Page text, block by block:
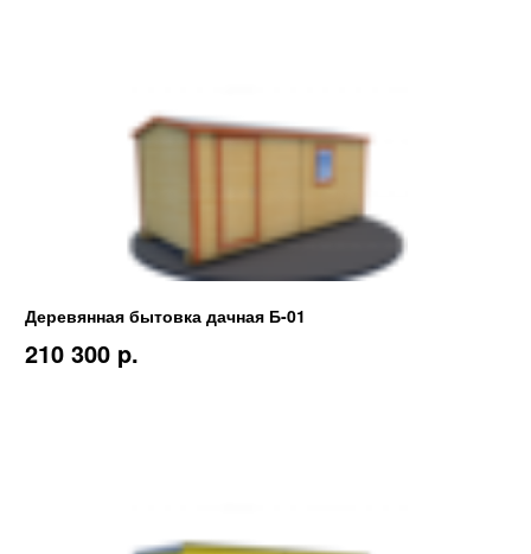
Деревянная бытовка дачная Б-01
210 300 p.